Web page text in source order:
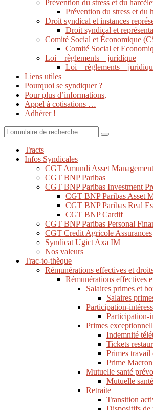
Prévention du stress et du
Prévention du stress et du
Droit syndical et instances
Droit syndical et
Comité Social et Économique
Comité Social et
Loi – règlements – juridique
Loi – règlements –
Liens utiles
Pourquoi se syndiquer ?
Pour plus d’informations,
Appel à cotisations …
Adhérer !
Search
Tracts
Infos Syndicales
CGT Amundi Asset Management
CGT BNP Paribas
CGT BNP Paribas Investment
CGT BNP Paribas Asset
CGT BNP Paribas Real
CGT BNP Cardif
CGT BNP Paribas Personal
CGT Credit Agricole Assurances
Syndicat Ugict Axa IM
Nos valeurs
Trac-to-thèque
Rémunérations effectives et
Rémunérations effectives
Salaires primes et
Salaires
Participation-
Participation-
Primes
Indemnité
Tickets
Primes travail
Prime Macron
Mutuelle santé
Mutuelle
Retraite
Transition